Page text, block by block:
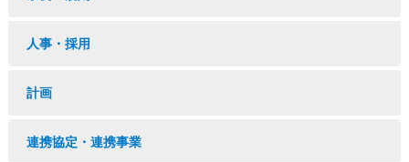
人事・採用
計画
連携協定・連携事業